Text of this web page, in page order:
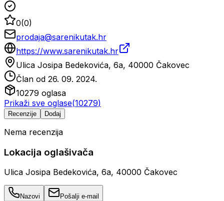
0(0)
prodaja@sarenikutak.hr
https://www.sarenikutak.hr
Ulica Josipa Bedekovića, 6a, 40000 Čakovec
Član od 26. 09. 2024.
10279 oglasa
Prikaži sve oglase(10279)
Recenzije Dodaj
Nema recenzija
Lokacija oglašivača
Ulica Josipa Bedekovića, 6a, 40000 Čakovec
Nazovi Pošalji e-mail